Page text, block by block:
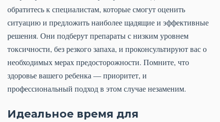
обратитесь к специалистам, которые смогут оценить
ситуацию и предложить наиболее щадящие и эффективные
решения. Они подберут препараты с низким уровнем
токсичности, без резкого запаха, и проконсультируют вас о
необходимых мерах предосторожности. Помните, что
здоровье вашего ребенка — приоритет, и
профессиональный подход в этом случае незаменим.
Идеальное время для